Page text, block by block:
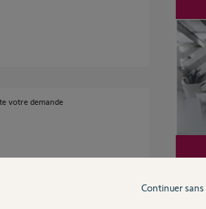
votre demande
Continuer